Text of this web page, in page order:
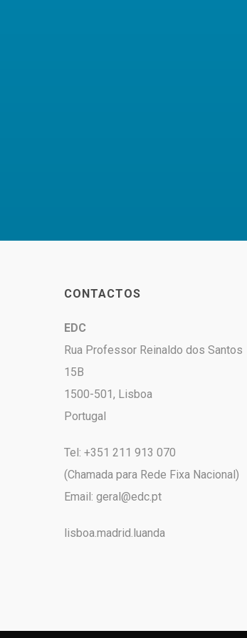
CONTACTOS
EDC
Rua Professor Reinaldo dos Santos
15B
1500-501, Lisboa
Portugal
Tel: +351 211 913 070
(Chamada para Rede Fixa Nacional)
Email: geral@edc.pt
lisboa.madrid.luanda